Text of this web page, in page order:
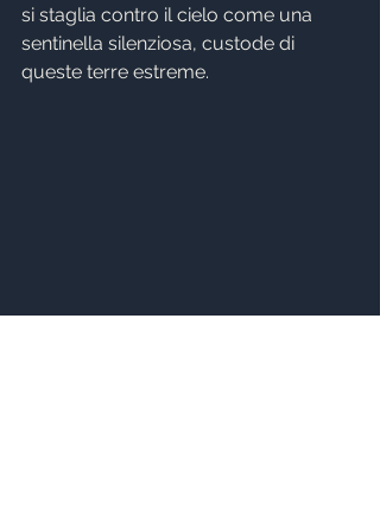
si staglia contro il cielo come una
sentinella silenziosa, custode di
queste terre estreme.